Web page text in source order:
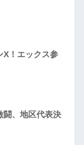
X！エックス参
闘、地区代表決